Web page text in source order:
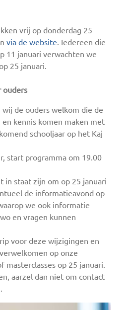
vrij op donderdag 25
via de website. Iedereen die
11 januari verwachten we
25 januari.
ouders
de ouders welkom die de
kennis komen maken met
schooljaar op het Kaj
start programma om 19.00
in staat zijn om op 25 januari
de informatieavond op
we ook informatie
en vragen kunnen
voor deze wijzigingen en
op onze
masterclasses op 25 januari.
aarzel dan niet om contact